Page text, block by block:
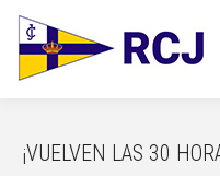
¡VUELVEN LAS 30